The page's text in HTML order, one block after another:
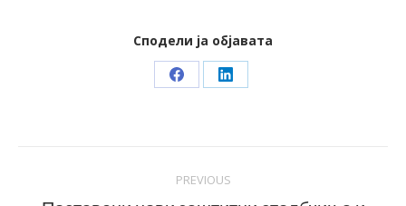
Сподели ја објавата
Share Share
PREVIOUS